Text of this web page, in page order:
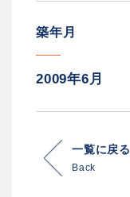
築年月
2009年6月
一覧に戻る
Back